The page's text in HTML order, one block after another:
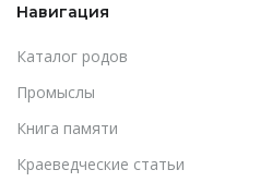
Навигация
Каталог родов
Промыслы
Книга памяти
Краеведческие статьи